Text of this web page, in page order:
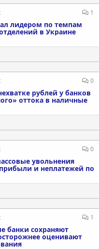
лидером по темпам
в Украине
1
рублей у банков
оттока в наличные
0
увольнения
и неплатежей по
0
банки сохраняют
оценивают
1